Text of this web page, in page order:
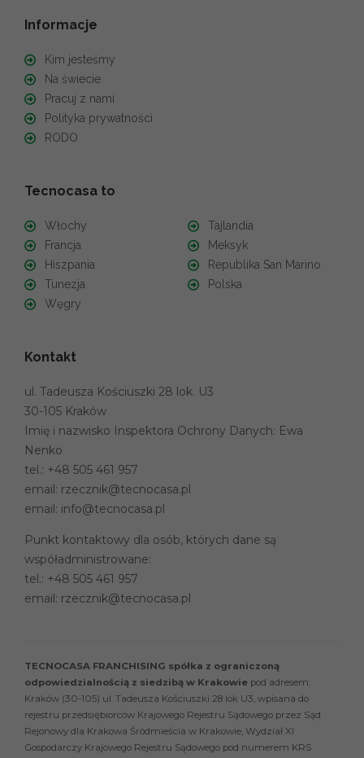
Informacje
Kim jesteśmy
Na świecie
Pracuj z nami
Polityka prywatności
RODO
Tecnocasa to
Włochy
Francja
Hiszpania
Tunezja
Węgry
Tajlandia
Meksyk
Republika San Marino
Polska
Kontakt
ul. Tadeusza Kościuszki 28 lok. U3
30-105 Kraków
Imię i nazwisko Inspektora Ochrony Danych: Ewa
Nenko
tel.: +48 505 461 957
email: rzecznik@tecnocasa.pl
email: info@tecnocasa.pl
Punkt kontaktowy dla osób, których dane są
współadministrowane:
tel.: +48 505 461 957
email: rzecznik@tecnocasa.pl
TECNOCASA FRANCHISING spółka z ograniczoną
odpowiedzialnością z siedzibą w Krakowie pod adresem:
Kraków (30-105) ul. Tadeusza Kościuszki 28 lok U3, wpisana do
rejestru przedsiębiorców Krajowego Rejestru Sądowego przez Sąd
Rejonowy dla Krakowa Śródmieścia w Krakowie, Wydział XI
Gospodarczy Krajowego Rejestru Sądowego pod numerem KRS